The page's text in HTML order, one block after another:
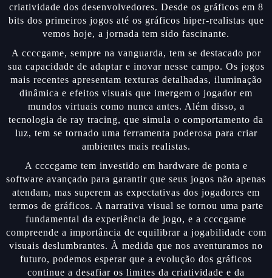
criatividade dos desenvolvedores. Desde os gráficos em 8
bits dos primeiros jogos até os gráficos hiper-realistas que
vemos hoje, a jornada tem sido fascinante.
A ccccgame, sempre na vanguarda, tem se destacado por
sua capacidade de adaptar e inovar nesse campo. Os jogos
mais recentes apresentam texturas detalhadas, iluminação
dinâmica e efeitos visuais que imergem o jogador em
mundos virtuais como nunca antes. Além disso, a
tecnologia de ray tracing, que simula o comportamento da
luz, tem se tornado uma ferramenta poderosa para criar
ambientes mais realistas.
A ccccgame tem investido em hardware de ponta e
software avançado para garantir que seus jogos não apenas
atendam, mas superem as expectativas dos jogadores em
termos de gráficos. A narrativa visual se tornou uma parte
fundamental da experiência de jogo, e a ccccgame
compreende a importância de equilibrar a jogabilidade com
visuais deslumbrantes. À medida que nos aventuramos no
futuro, podemos esperar que a evolução dos gráficos
continue a desafiar os limites da criatividade e da